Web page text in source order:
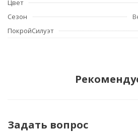
Цвет
Сезон
ПокройСилуэт
Задать вопрос